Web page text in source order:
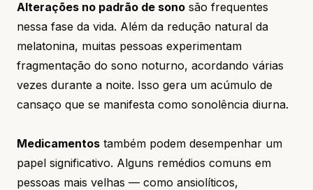
Alterações no padrão de sono são frequentes
nessa fase da vida. Além da redução natural da
melatonina, muitas pessoas experimentam
fragmentação do sono noturno, acordando várias
vezes durante a noite. Isso gera um acúmulo de
cansaço que se manifesta como sonolência diurna.
Medicamentos também podem desempenhar um
papel significativo. Alguns remédios comuns em
pessoas mais velhas — como ansiolíticos,